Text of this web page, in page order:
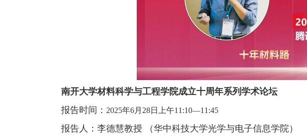
南开大学材料科学与工程学院成立十周年系列学术论坛
报告时间： 2025年6月28日上午11:10—11:45
报告人：李德慧教授 （华中科技大学光学与电子信息学院）